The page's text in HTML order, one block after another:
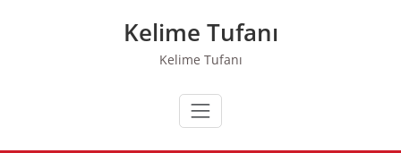
Kelime Tufanı
Kelime Tufanı